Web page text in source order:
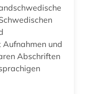
und
Abschriften